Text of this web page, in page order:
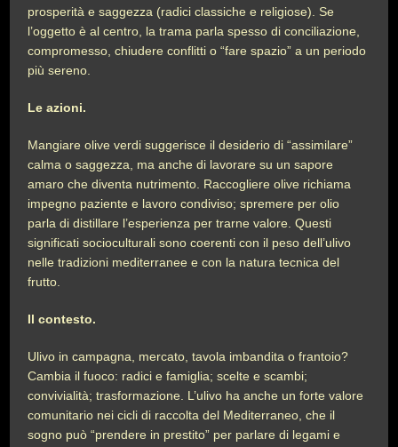
prosperità e saggezza (radici classiche e religiose). Se
l’oggetto è al centro, la trama parla spesso di conciliazione,
compromesso, chiudere conflitti o “fare spazio” a un periodo
più sereno.
Le azioni.
Mangiare olive verdi suggerisce il desiderio di “assimilare”
calma o saggezza, ma anche di lavorare su un sapore
amaro che diventa nutrimento. Raccogliere olive richiama
impegno paziente e lavoro condiviso; spremere per olio
parla di distillare l’esperienza per trarne valore. Questi
significati socioculturali sono coerenti con il peso dell’ulivo
nelle tradizioni mediterranee e con la natura tecnica del
frutto.
Il contesto.
Ulivo in campagna, mercato, tavola imbandita o frantoio?
Cambia il fuoco: radici e famiglia; scelte e scambi;
convivialità; trasformazione. L’ulivo ha anche un forte valore
comunitario nei cicli di raccolta del Mediterraneo, che il
sogno può “prendere in prestito” per parlare di legami e